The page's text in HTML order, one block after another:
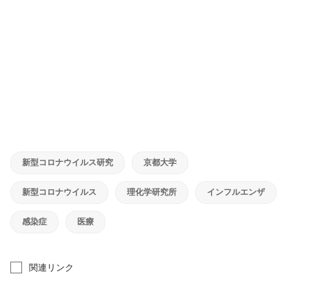
新型コロナウイルス研究 京都大学
新型コロナウイルス 理化学研究所 インフルエンザ
感染症 医療
関連リンク